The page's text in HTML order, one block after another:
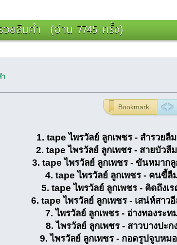
รวยลืมคำ (อ่าน 7745 ครั้ง)
ำ
Bookmark
1. tape ไพรวัลย์ ลูกเพชร - สำรวยลื
2. tape ไพรวัลย์ ลูกเพชร - สายบัวลื
3. tape ไพรวัลย์ ลูกเพชร - ขันหมาก
4. tape ไพรวัลย์ ลูกเพชร - คนขี้ลื
5. tape ไพรวัลย์ ลูกเพชร - คิดถึงเ
6. tape ไพรวัลย์ ลูกเพชร - เสน่ห์สาว
7. ไพรวัลย์ ลูกเพชร - อ่างทองระท
8. ไพรวัลย์ ลูกเพชร - สาวบางปะก
9. ไพรวัลย์ ลูกเพชร - กอดรูปจูบหม